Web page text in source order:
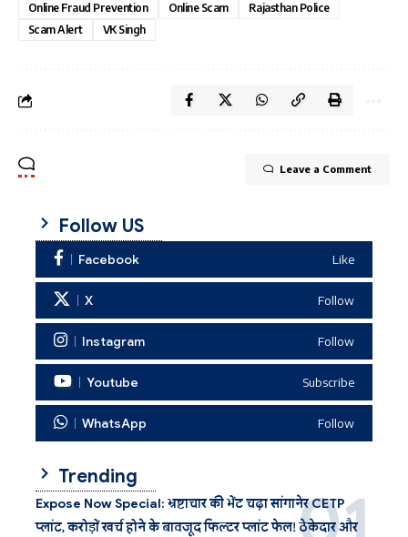
Online Fraud Prevention
Online Scam
Rajasthan Police
Scam Alert
VK Singh
Leave a Comment
Follow US
Facebook Like
X Follow
Instagram Follow
Youtube Subscribe
WhatsApp Follow
Trending
Expose Now Special: भ्रष्टाचार की भेंट चढ़ा सांगानेर CETP
प्लांट, करोड़ों खर्च होने के बावजूद फिल्टर प्लांट फेल! ठेकेदार और